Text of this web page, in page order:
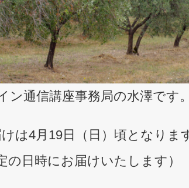
ン通信講座事務局の水澤です。
は4月19日（日）頃となりま
の日時にお届けいたします）